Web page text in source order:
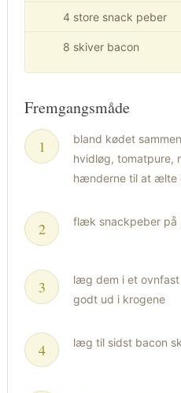
4 store snack peber
8 skiver bacon
Fremgangsmåde
bland kødet
hvidløg, tomatpure,
hænderne til at ælte
flæk snackpeber på
læg dem i et
godt ud i krogene
læg til sidst bacon